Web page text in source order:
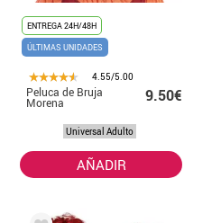
ENTREGA 24H/48H
ÚLTIMAS UNIDADES
4.55/5.00
Peluca de Bruja
Morena 9.50€
Universal Adulto
AÑADIR